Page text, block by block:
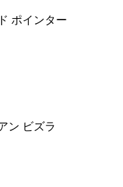
ポインター
ン ビズラ